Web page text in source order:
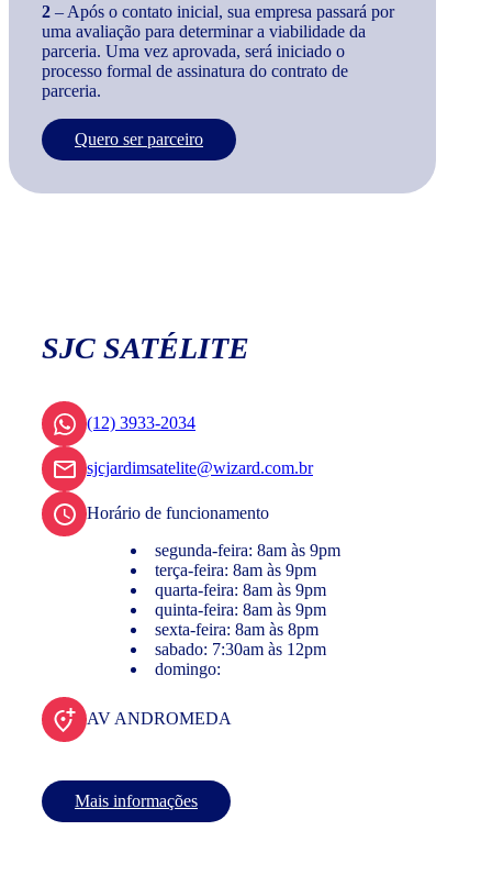
2 – Após o contato inicial, sua empresa passará por
uma avaliação para determinar a viabilidade da
parceria. Uma vez aprovada, será iniciado o
processo formal de assinatura do contrato de
parceria.
Quero ser parceiro
SJC SATÉLITE
(12) 3933-2034
sjcjardimsatelite@wizard.com.br
Horário de funcionamento
segunda-feira: 8am às 9pm
terça-feira: 8am às 9pm
quarta-feira: 8am às 9pm
quinta-feira: 8am às 9pm
sexta-feira: 8am às 8pm
sabado: 7:30am às 12pm
domingo:
AV ANDROMEDA
Mais informações